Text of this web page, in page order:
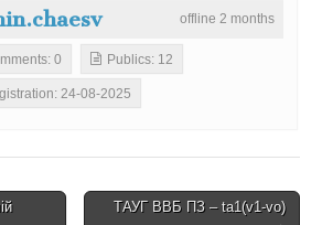
offline 2 months
: 0 Publics: 12
: 24-08-2025
ТАУГ ВВБ ПЗ – ta1(v1-vo)